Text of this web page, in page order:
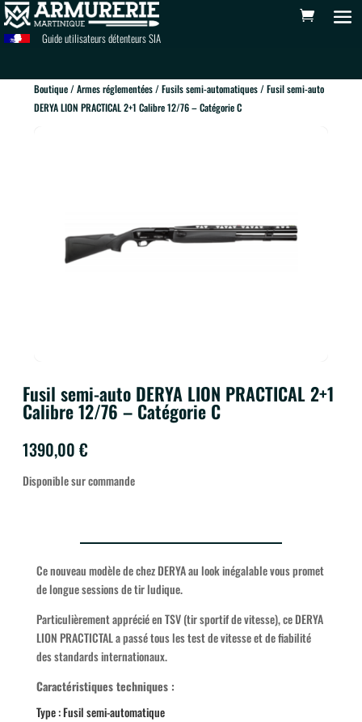
Guide utilisateurs détenteurs SIA
Boutique/Armes réglementées/Fusils semi-automatiques/ Fusil semi-auto
DERYA LION PRACTICAL 2+1 Calibre 12/76 – Catégorie C
Fusil semi-auto DERYA LION PRACTICAL 2+1
Calibre 12/76 – Catégorie C
1390,00 €
Disponible sur commande
Ce nouveau modèle de chez DERYA au look inégalable vous promet
de longue sessions de tir ludique.
Particulièrement apprécié en TSV (tir sportif de vitesse), ce DERYA
LION PRACTICTAL a passé tous les test de vitesse et de fiabilité
des standards internationaux.
Caractéristiques techniques :
Type : Fusil semi-automatique